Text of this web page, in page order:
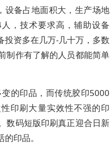
设备占地面积大，生产场地
，技术要求高，辅助设备
投资多在几万-几十万，多数
制作有了解的人员都能简单
的印品，而传统胶印5000
印刷大量实效性不强的印
数码短版印刷真正迎合日新
印品。